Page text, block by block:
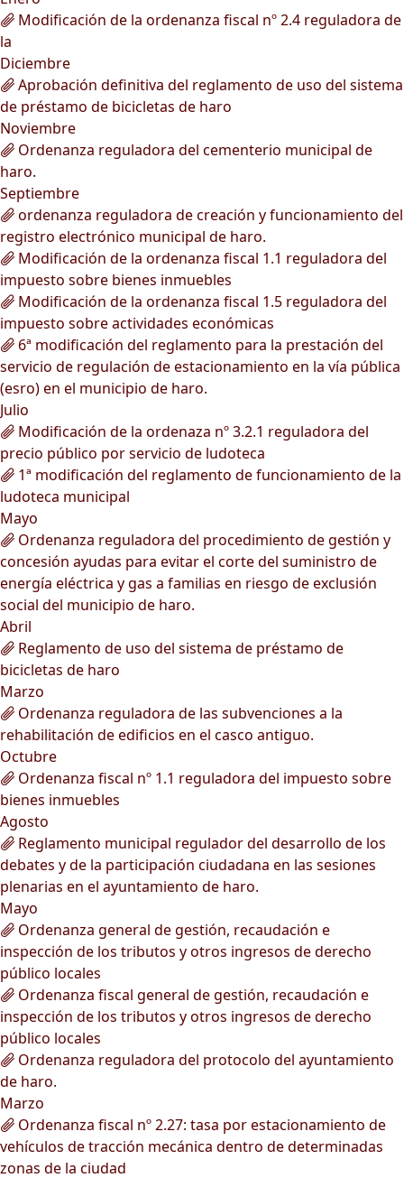
Modificación de la ordenanza fiscal nº 2.4 reguladora de
la
Diciembre
Aprobación definitiva del reglamento de uso del sistema
de préstamo de bicicletas de haro
Noviembre
Ordenanza reguladora del cementerio municipal de
haro.
Septiembre
ordenanza reguladora de creación y funcionamiento del
registro electrónico municipal de haro.
Modificación de la ordenanza fiscal 1.1 reguladora del
impuesto sobre bienes inmuebles
Modificación de la ordenanza fiscal 1.5 reguladora del
impuesto sobre actividades económicas
6ª modificación del reglamento para la prestación del
servicio de regulación de estacionamiento en la vía pública
(esro) en el municipio de haro.
Julio
Modificación de la ordenaza nº 3.2.1 reguladora del
precio público por servicio de ludoteca
1ª modificación del reglamento de funcionamiento de la
ludoteca municipal
Mayo
Ordenanza reguladora del procedimiento de gestión y
concesión ayudas para evitar el corte del suministro de
energía eléctrica y gas a familias en riesgo de exclusión
social del municipio de haro.
Abril
Reglamento de uso del sistema de préstamo de
bicicletas de haro
Marzo
Ordenanza reguladora de las subvenciones a la
rehabilitación de edificios en el casco antiguo.
Octubre
Ordenanza fiscal nº 1.1 reguladora del impuesto sobre
bienes inmuebles
Agosto
Reglamento municipal regulador del desarrollo de los
debates y de la participación ciudadana en las sesiones
plenarias en el ayuntamiento de haro.
Mayo
Ordenanza general de gestión, recaudación e
inspección de los tributos y otros ingresos de derecho
público locales
Ordenanza fiscal general de gestión, recaudación e
inspección de los tributos y otros ingresos de derecho
público locales
Ordenanza reguladora del protocolo del ayuntamiento
de haro.
Marzo
Ordenanza fiscal nº 2.27: tasa por estacionamiento de
vehículos de tracción mecánica dentro de determinadas
zonas de la ciudad